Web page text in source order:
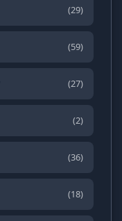
(29)
(59)
(27)
(2)
(36)
(18)